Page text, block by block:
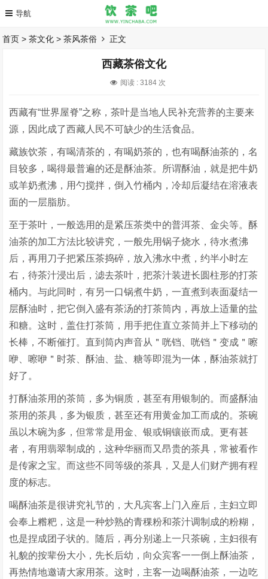
首页 >茶文化 >茶风茶俗 正文
西藏茶俗文化
阅读 :3184 次
西藏有“世界屋脊”之称，茶叶是当地人民补充营养的主要来
源，因此成了西藏人民不可缺少的生活食品。
藏族饮茶，有喝清茶的，有喝奶茶的，也有喝酥油茶的，名
目较多，喝得最普遍的还是酥油茶。所谓酥油，就是把牛奶
或羊奶煮沸，用勺搅拌，倒入竹桶内，冷却后凝结在溶液表
面的一层脂肪。
至于茶叶，一般选用的是紧压茶类中的普洱茶、金尖等。酥
油茶的加工方法比较讲究，一般先用锅子烧水，待水煮沸
后，再用刀子把紧压茶捣碎，放入沸水中煮，约半小时左
右，待茶汁浸出后，滤去茶叶，把茶汁装进长圆柱形的打茶
桶内。与此同时，有另一口锅煮牛奶，一直煮到表面凝结一
层酥油时，把它倒入盛有茶汤的打茶筒内，再放上适量的盐
和糖。这时，盖住打茶筒，用手把住直立茶筒并上下移动的
长棒，不断催打。直到筒内声音从＂咣铛、咣铛＂变成＂嚓
咿、嚓咿＂时茶、酥油、盐、糖等即混为一体，酥油茶就打
好了。
打酥油茶用的茶筒，多为铜质，甚至有用银制的。而盛酥油
茶用的茶具，多为银质，甚至还有用黄金加工而成的。茶碗
虽以木碗为多，但常常是用金、银或铜镶嵌而成。更有甚
者，有用翡翠制成的，这种华丽而又昂贵的茶具，常被看作
是传家之宝。而这些不同等级的茶具，又是人们财产拥有程
度的标志。
喝酥油茶是很讲究礼节的，大凡宾客上门入座后，主妇立即
会奉上糌粑，这是一种炒熟的青稞粉和茶汁调制成的粉糊，
也是捏成团子状的。随后，再分别递上一只茶碗，主妇很有
礼貌的按辈份大小，先长后幼，向众宾客一一倒上酥油茶，
再热情地邀请大家用茶。这时，主客一边喝酥油茶，一边吃